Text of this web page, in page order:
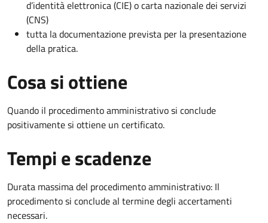
d’identità elettronica (CIE) o carta nazionale dei servizi
(CNS)
tutta la documentazione prevista per la presentazione
della pratica.
Cosa si ottiene
Quando il procedimento amministrativo si conclude
positivamente si ottiene un certificato.
Tempi e scadenze
Durata massima del procedimento amministrativo: Il
procedimento si conclude al termine degli accertamenti
necessari.